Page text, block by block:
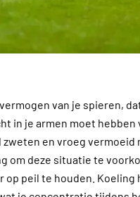
van je spieren,
in je armen moet
en vroeg vermoeid
om deze situatie te
peil te houden. Koeling